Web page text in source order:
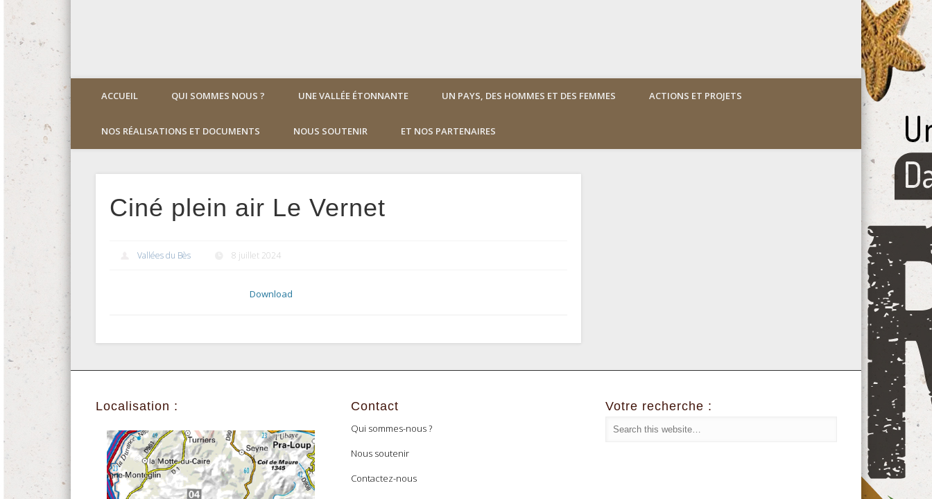
ACCUEIL QUI SOMMES NOUS ? UNE VALLÉE ÉTONNANTE UN PAYS, DES HOMMES ET DES FEMMES ACTIONS ET PROJETS
NOS RÉALISATIONS ET DOCUMENTS NOUS SOUTENIR ET NOS PARTENAIRES
Ciné plein air Le Vernet
Vallées du Bès 8 juillet 2024
Download
Localisation : Contact
Qui sommes-nous ?
Nous soutenir
Contactez-nous
Votre recherche :